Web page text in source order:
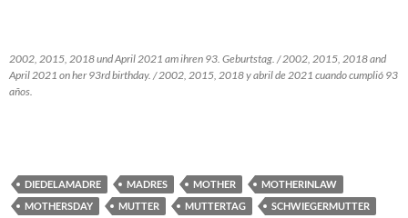
2002, 2015, 2018 und April 2021 am ihren 93. Geburtstag. / 2002, 2015, 2018 and
April 2021 on her 93rd birthday. / 2002, 2015, 2018 y abril de 2021 cuando cumplió 93
años.
DIEDELAMADRE MADRES MOTHER
MOTHERINLAW
MOTHERSDAY
MUTTER MUTTERTAG SCHWIEGERMUTTER